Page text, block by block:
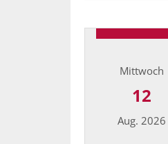
Mittwoch
12
Aug. 2026